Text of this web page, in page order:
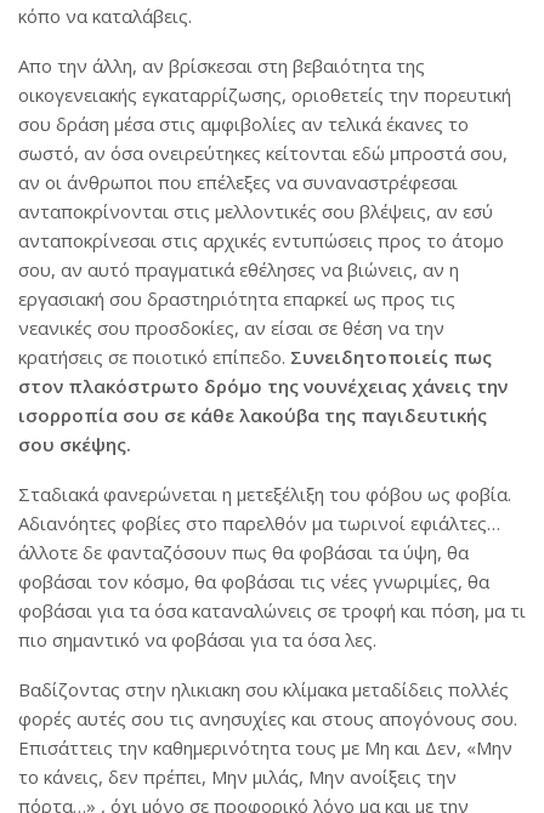
κόπο να καταλάβεις.
Απο την άλλη, αν βρίσκεσαι στη βεβαιότητα της
οικογενειακής εγκαταρρίζωσης, οριοθετείς την πορευτική
σου δράση μέσα στις αμφιβολίες αν τελικά έκανες το
σωστό, αν όσα ονειρεύτηκες κείτονται εδώ μπροστά σου,
αν οι άνθρωποι που επέλεξες να συναναστρέφεσαι
ανταποκρίνονται στις μελλοντικές σου βλέψεις, αν εσύ
ανταποκρίνεσαι στις αρχικές εντυπώσεις προς το άτομο
σου, αν αυτό πραγματικά εθέλησες να βιώνεις, αν η
εργασιακή σου δραστηριότητα επαρκεί ως προς τις
νεανικές σου προσδοκίες, αν είσαι σε θέση να την
κρατήσεις σε ποιοτικό επίπεδο. Συνειδητοποιείς πως
στον πλακόστρωτο δρόμο της νουνέχειας χάνεις την
ισορροπία σου σε κάθε λακούβα της παγιδευτικής
σου σκέψης.
Σταδιακά φανερώνεται η μετεξέλιξη του φόβου ως φοβία.
Αδιανόητες φοβίες στο παρελθόν μα τωρινοί εφιάλτες…
άλλοτε δε φανταζόσουν πως θα φοβάσαι τα ύψη, θα
φοβάσαι τον κόσμο, θα φοβάσαι τις νέες γνωριμίες, θα
φοβάσαι για τα όσα καταναλώνεις σε τροφή και πόση, μα τι
πιο σημαντικό να φοβάσαι για τα όσα λες.
Βαδίζοντας στην ηλικιακη σου κλίμακα μεταδίδεις πολλές
φορές αυτές σου τις ανησυχίες και στους απογόνους σου.
Επισάττεις την καθημερινότητα τους με Μη και Δεν, «Μην
το κάνεις, δεν πρέπει, Μην μιλάς, Μην ανοίξεις την
πόρτα…» , όχι μόνο σε προφορικό λόγο μα και με την